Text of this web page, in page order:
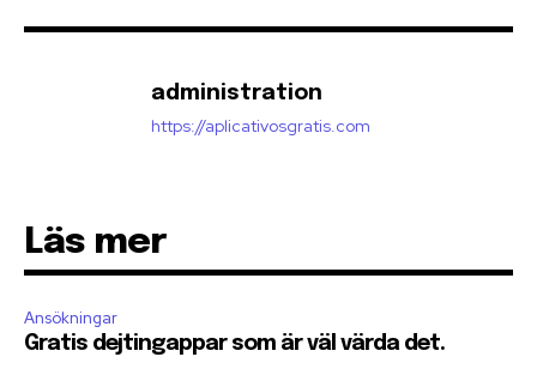
administration
https://aplicativosgratis.com
Läs mer
Ansökningar
Gratis dejtingappar som är väl värda det.